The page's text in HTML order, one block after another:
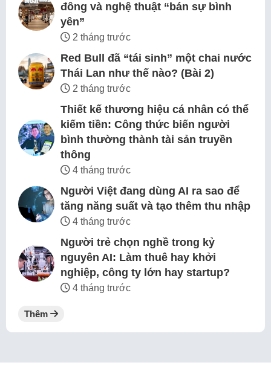
đông và nghệ thuật “bán sự bình
yên”
2 tháng trước
Red Bull đã “tái sinh” một chai nước
Thái Lan như thế nào? (Bài 2)
2 tháng trước
Thiết kế thương hiệu cá nhân có thể
kiếm tiền: Công thức biến người
bình thường thành tài sản truyền
thông
4 tháng trước
Người Việt đang dùng AI ra sao để
tăng năng suất và tạo thêm thu nhập
4 tháng trước
Người trẻ chọn nghề trong kỷ
nguyên AI: Làm thuê hay khởi
nghiệp, công ty lớn hay startup?
4 tháng trước
Thêm